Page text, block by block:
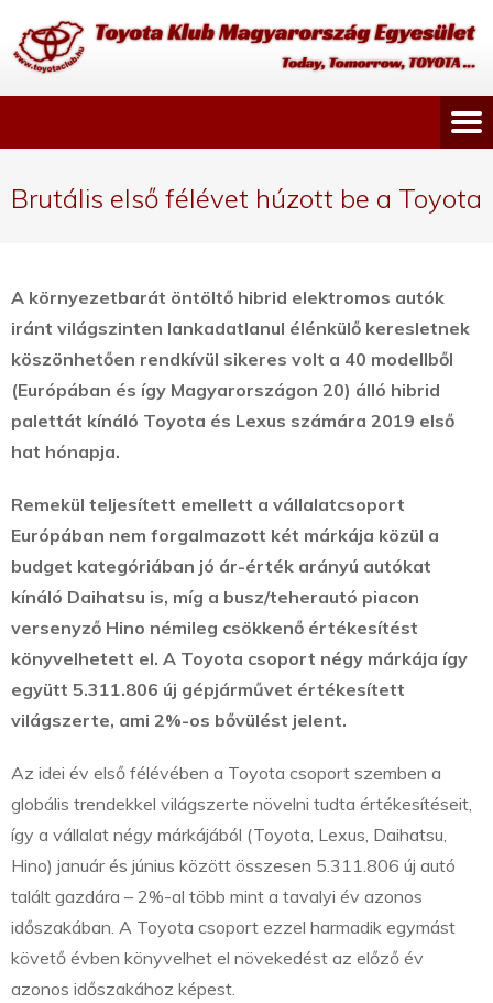
Brutális első félévet húzott be a Toyota
A környezetbarát öntöltő hibrid elektromos autók
iránt világszinten lankadatlanul élénkülő keresletnek
köszönhetően rendkívül sikeres volt a 40 modellből
(Európában és így Magyarországon 20) álló hibrid
palettát kínáló Toyota és Lexus számára 2019 első
hat hónapja.
Remekül teljesített emellett a vállalatcsoport
Európában nem forgalmazott két márkája közül a
budget kategóriában jó ár-érték arányú autókat
kínáló Daihatsu is, míg a busz/teherautó piacon
versenyző Hino némileg csökkenő értékesítést
könyvelhetett el. A Toyota csoport négy márkája így
együtt 5.311.806 új gépjárművet értékesített
világszerte, ami 2%-os bővülést jelent.
Az idei év első félévében a Toyota csoport szemben a
globális trendekkel világszerte növelni tudta értékesítéseit,
így a vállalat négy márkájából (Toyota, Lexus, Daihatsu,
Hino) január és június között összesen 5.311.806 új autó
talált gazdára – 2%-al több mint a tavalyi év azonos
időszakában. A Toyota csoport ezzel harmadik egymást
követő évben könyvelhet el növekedést az előző év
azonos időszakához képest.